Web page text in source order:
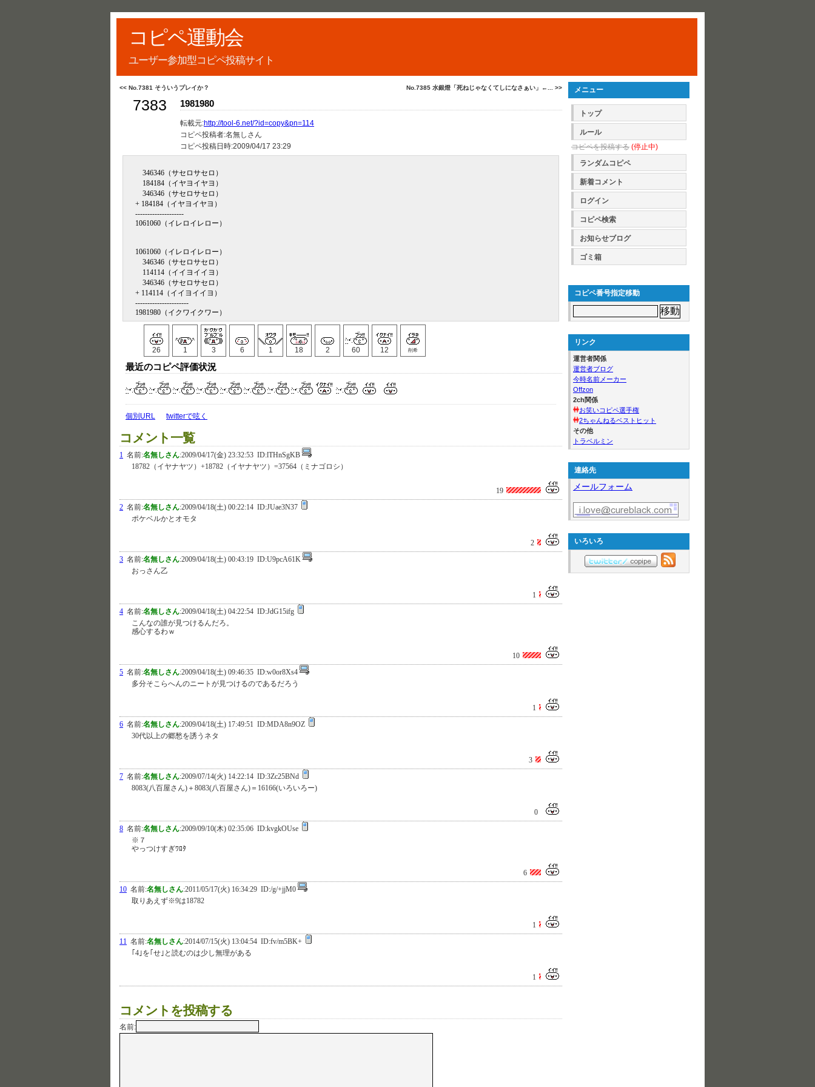
コピペ運動会
ユーザー参加型コピペ投稿サイト
No.7385 水銀燈「死ねじゃなくてしになさぁい」←... >>
<< No.7381 そういうプレイか？
7383 1981980
転載元:http://tool-6.net/?id=copy&pn=114
コピペ投稿者:名無しさん
コピペ投稿日時:2009/04/17 23:29
346346（サセロサセロ）
184184（イヤヨイヤヨ）
346346（サセロサセロ）
+ 184184（イヤヨイヤヨ）
--------------------
1061060（イレロイレロー）
1061060（イレロイレロー）
346346（サセロサセロ）
114114（イイヨイイヨ）
346346（サセロサセロ）
+ 114114（イイヨイイヨ）
----------------------
1981980（イクワイクワー）
26 1 3 6 1 18 2 60 12 削希
最近のコピペ評価状況
個別URL twitterで呟く
コメント一覧
1 名前:名無しさん:2009/04/17(金) 23:32:53 ID:lTHnSgKB
18782（イヤナヤツ）+18782（イヤナヤツ）=37564（ミナゴロシ）
19
2 名前:名無しさん:2009/04/18(土) 00:22:14 ID:JUae3N37
ポケベルかとオモタ
2
3 名前:名無しさん:2009/04/18(土) 00:43:19 ID:U9pcA61K
おっさん乙
1
4 名前:名無しさん:2009/04/18(土) 04:22:54 ID:JdG15ifg
こんなの誰が見つけるんだろ。
感心するわｗ
10
5 名前:名無しさん:2009/04/18(土) 09:46:35 ID:w0or8Xs4
多分そこらへんのニートが見つけるのであるだろう
1
6 名前:名無しさん:2009/04/18(土) 17:49:51 ID:MDA8n9OZ
30代以上の郷愁を誘うネタ
3
7 名前:名無しさん:2009/07/14(火) 14:22:14 ID:3Zc25BNd
8083(八百屋さん)＋8083(八百屋さん)＝16166(いろいろー)
0
8 名前:名無しさん:2009/09/10(木) 02:35:06 ID:kvgkOUse
※７
やっつけすぎﾜﾛﾀ
6
10 名前:名無しさん:2011/05/17(火) 16:34:29 ID:/g/+jjM0
取りあえず※9は18782
1
11 名前:名無しさん:2014/07/15(火) 13:04:54 ID:fv/m5BK+
｢4｣を｢せ｣と読むのは少し無理がある
1
コメントを投稿する
名前:
メニュー
トップ
ルール
コピペを投稿する (停止中)
ランダムコピペ
新着コメント
ログイン
コピペ検索
お知らせブログ
ゴミ箱
コピペ番号指定移動
リンク
運営者関係
運営者ブログ
今時名前メーカー
Offzon
2ch関係
お笑いコピペ選手権
2ちゃんねるベストヒット
その他
トラベルミン
連絡先
メールフォーム
いろいろ